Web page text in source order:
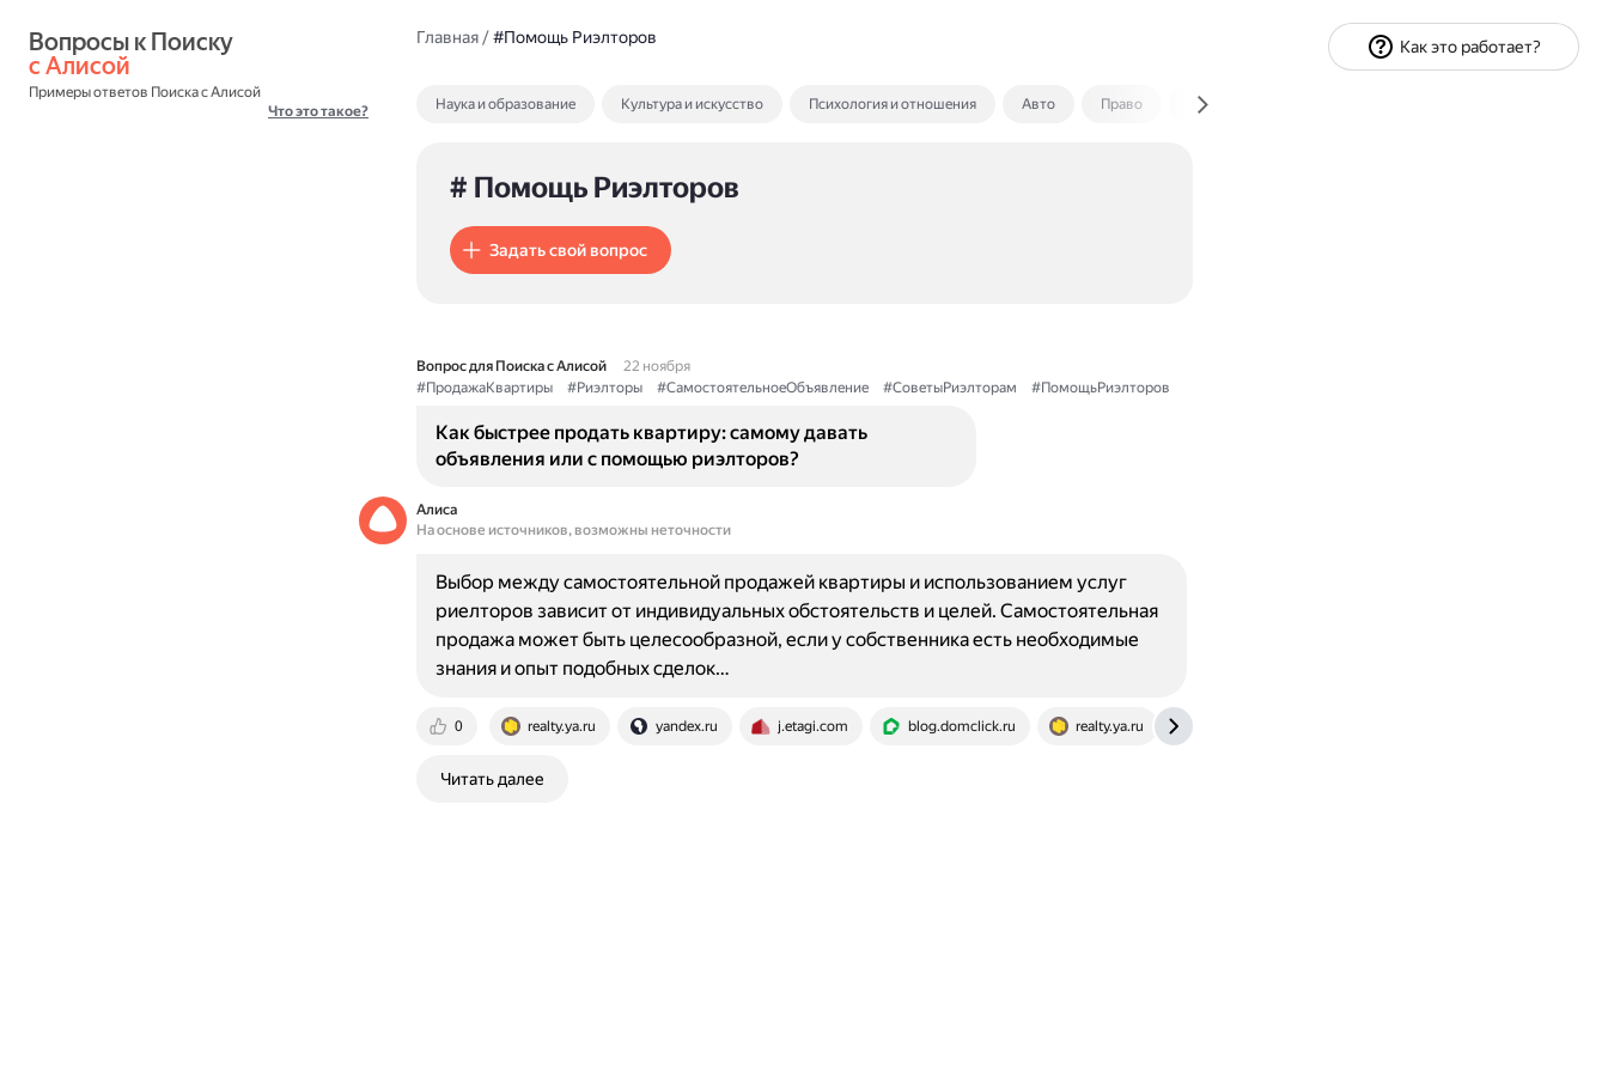
с Алисой
Примеры ответов Поиска с Алисой
Что это такое?
Главная/#Помощь Риэлторов
Наука и образование Культура и искусство Психология и отношения Авто Право Экономика и финансы
# Помощь Риэлторов
Задать свой вопрос
Вопрос для Поиска с Алисой
22 ноября
#ПродажаКвартиры
#Риэлторы #СамостоятельноеОбъявление #СоветыРиэлторам #ПомощьРиэлторов
Как быстрее продать квартиру: самому давать
объявления или с помощью риэлторов?
Алиса
На основе источников, возможны неточности
0 realty.ya.ru yandex.ru j.etagi.com blog.domclick.ru realty.ya.ru
Выбор между самостоятельной продажей квартиры и использованием услуг
риелторов зависит от индивидуальных обстоятельств и целей. Самостоятельная
продажа может быть целесообразной, если у собственника есть необходимые
знания и опыт подобных сделок…
Читать далее
Как это работает?